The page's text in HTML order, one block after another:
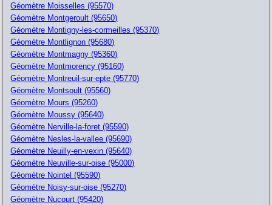
Géomètre Moisselles (95570)
Géomètre Montgeroult (95650)
Géomètre Montigny-les-cormeilles (95370)
Géomètre Montlignon (95680)
Géomètre Montmagny (95360)
Géomètre Montmorency (95160)
Géomètre Montreuil-sur-epte (95770)
Géomètre Montsoult (95560)
Géomètre Mours (95260)
Géomètre Moussy (95640)
Géomètre Nerville-la-foret (95590)
Géomètre Nesles-la-vallee (95690)
Géomètre Neuilly-en-vexin (95640)
Géomètre Neuville-sur-oise (95000)
Géomètre Nointel (95590)
Géomètre Noisy-sur-oise (95270)
Géomètre Nucourt (95420)